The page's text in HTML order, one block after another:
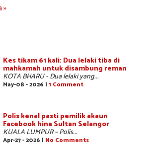
»
Kes tikam 61 kali: Dua lelaki tiba di
mahkamah untuk disambung reman
KOTA BHARU - Dua lelaki yang...
May-08 - 2026 | 1 Comment
Polis kenal pasti pemilik akaun
Facebook hina Sultan Selangor
KUALA LUMPUR – Polis...
Apr-27 - 2026 | No Comments